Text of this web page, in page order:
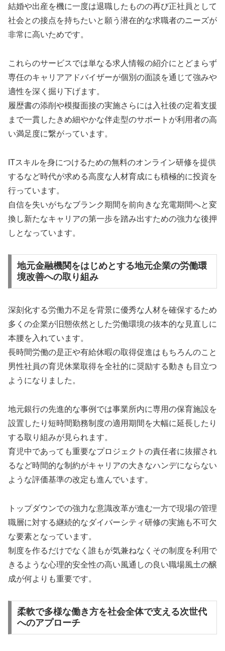
結婚や出産を機に一度は退職したものの再び正社員として
社会との接点を持ちたいと願う潜在的な求職者のニーズが
非常に高いためです。
これらのサービスでは単なる求人情報の紹介にとどまらず
専任のキャリアアドバイザーが個別の面談を通じて強みや
適性を深く掘り下げます。
履歴書の添削や模擬面接の実施さらには入社後の定着支援
まで一貫したきめ細やかな伴走型のサポートが利用者の高
い満足度に繋がっています。
ITスキルを身につけるための無料のオンライン研修を提供
するなど時代が求める高度な人材育成にも積極的に投資を
行っています。
自信を失いがちなブランク期間を前向きな充電期間へと変
換し新たなキャリアの第一歩を踏み出すための強力な後押
しとなっています。
地元金融機関をはじめとする地元企業の労働環
境改善への取り組み
深刻化する労働力不足を背景に優秀な人材を確保するため
多くの企業が旧態依然とした労働環境の抜本的な見直しに
本腰を入れています。
長時間労働の是正や有給休暇の取得促進はもちろんのこと
男性社員の育児休業取得を全社的に奨励する動きも目立つ
ようになりました。
地元銀行の先進的な事例では事業所内に専用の保育施設を
設置したり短時間勤務制度の適用期間を大幅に延長したり
する取り組みが見られます。
育児中であっても重要なプロジェクトの責任者に抜擢され
るなど時間的な制約がキャリアの大きなハンデにならない
ような評価基準の改定も進んでいます。
トップダウンでの強力な意識改革が進む一方で現場の管理
職層に対する継続的なダイバーシティ研修の実施も不可欠
な要素となっています。
制度を作るだけでなく誰もが気兼ねなくその制度を利用で
きるような心理的安全性の高い風通しの良い職場風土の醸
成が何よりも重要です。
柔軟で多様な働き方を社会全体で支える次世代
へのアプローチ